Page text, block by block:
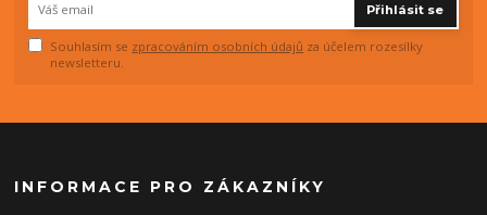
Přihlásit se
Souhlasím se zpracováním osobních údajů za účelem rozesílky
newsletteru.
INFORMACE PRO ZÁKAZNÍKY